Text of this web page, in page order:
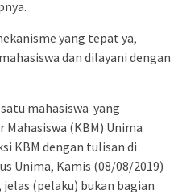
yang tepat ya,
dan dilayani dengan
mahasiswa yang
(KBM) Unima
KBM dengan tulisan di
Unima, Kamis (08/08/2019)
jelas (pelaku) bukan bagian